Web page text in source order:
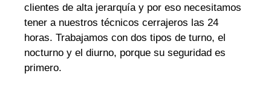
clientes de alta jerarquía y por eso necesitamos
tener a nuestros técnicos cerrajeros las 24
horas. Trabajamos con dos tipos de turno, el
nocturno y el diurno, porque su seguridad es
primero.